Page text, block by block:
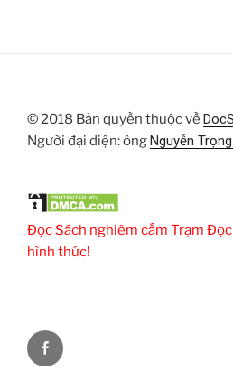
© 2018 Bản quyền thuộc về
Người đại diện: ôngNguyễn
Đọc Sách nghiêm cấm Trạm
hình thức!
Facebook